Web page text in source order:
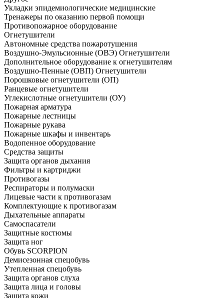
Укладки эпидемиологические медицинские
Тренажеры по оказанию первой помощи
Противопожарное оборудование
Огнетушители
Автономные средства пожаротушения
Воздушно-Эмульсионные (ОВЭ) Огнетушители
Дополнительное оборудование к огнетушителям
Воздушно-Пенные (ОВП) Огнетушители
Порошковые огнетушители (ОП)
Ранцевые огнетушители
Углекислотные огнетушители (ОУ)
Пожарная арматура
Пожарные лестницы
Пожарные рукава
Пожарные шкафы и инвентарь
Водопенное оборудование
Средства защиты
Защита органов дыхания
Фильтры и картриджи
Противогазы
Респираторы и полумаски
Лицевые части к противогазам
Комплектующие к противогазам
Дыхательные аппараты
Самоспасатели
Защитные костюмы
Защита ног
Обувь SCORPION
Демисезонная спецобувь
Утепленная спецобувь
Защита органов слуха
Защита лица и головы
Защита кожи